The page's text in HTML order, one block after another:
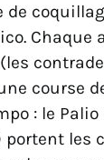
de
Chaque
course
: le
les